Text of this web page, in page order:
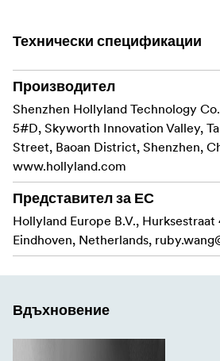
Поддържа честота от 5,1 до
Усилване 2 dBi, SWR 2
Технически спецификации
Производител
Shenzhen Hollyland Technology
5#D, Skyworth Innovation Valley,
Street, Baoan District, Shenzhen,
www.hollyland.com
Представител за ЕС
Hollyland Europe B.V., Hurksestraat
Eindhoven, Netherlands,
Вдъхновение